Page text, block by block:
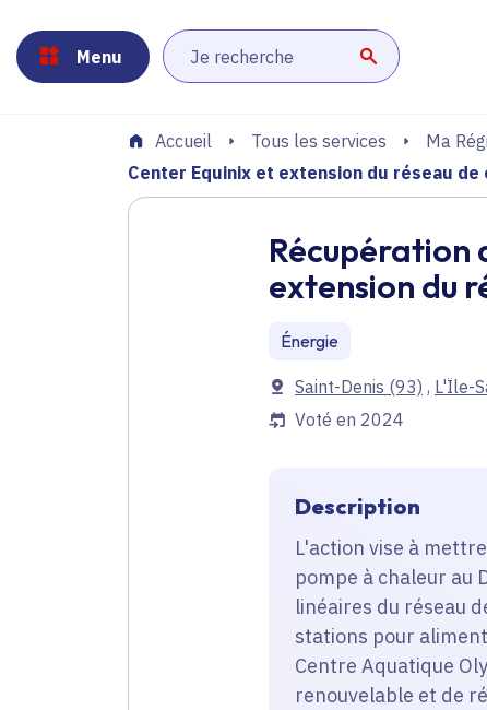
Menu
Lancer la
Accueil Tous les services Ma
Center Equinix et extension du réseau de
Récupération
extension du
Énergie
Communes
Saint-Denis (93) , L'Île-
Voté en 2024
Description
L'action vise à
pompe à chaleur au
linéaires du réseau
stations pour
Centre Aquatique
renouvelable et de